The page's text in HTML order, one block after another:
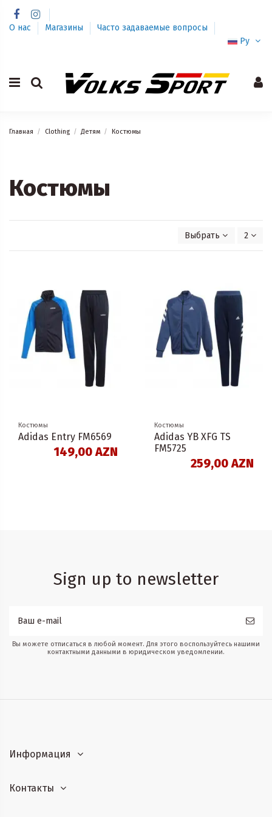
О нас Магазины
Часто задаваемые вопросы
Ру
Главная Clothing Детям Костюмы
Костюмы
Выбрать 2
Костюмы
Adidas Entry FM6569
149,00 AZN
Костюмы
Adidas YB XFG TS
FM5725
259,00 AZN
Sign up to newsletter
Вы можете отписаться в любой момент. Для этого воспользуйтесь нашими
контактными данными в юридическом уведомлении.
Информация
Контакты